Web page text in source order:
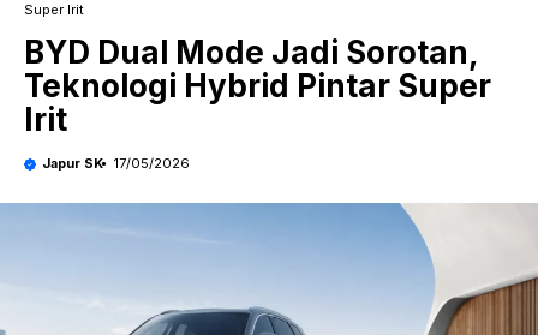
Super Irit
BYD Dual Mode Jadi Sorotan,
Teknologi Hybrid Pintar Super
Irit
Japur SK 17/05/2026